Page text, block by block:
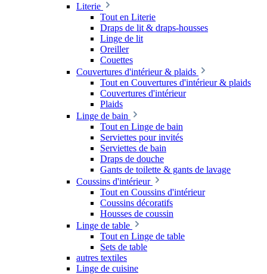
Literie
Tout en Literie
Draps de lit & draps-housses
Linge de lit
Oreiller
Couettes
Couvertures d'intérieur & plaids
Tout en Couvertures d'intérieur & plaids
Couvertures d'intérieur
Plaids
Linge de bain
Tout en Linge de bain
Serviettes pour invités
Serviettes de bain
Draps de douche
Gants de toilette & gants de lavage
Coussins d'intérieur
Tout en Coussins d'intérieur
Coussins décoratifs
Housses de coussin
Linge de table
Tout en Linge de table
Sets de table
autres textiles
Linge de cuisine